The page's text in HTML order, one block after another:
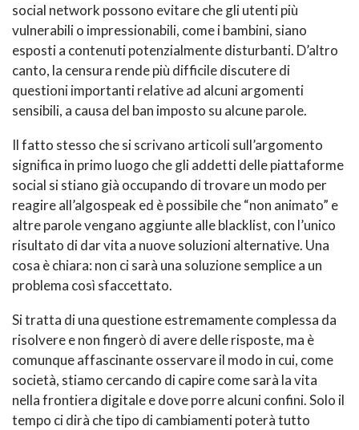
social network possono evitare che gli utenti più
vulnerabili o impressionabili, come i bambini, siano
esposti a contenuti potenzialmente disturbanti. D’altro
canto, la censura rende più difficile discutere di
questioni importanti relative ad alcuni argomenti
sensibili, a causa del ban imposto su alcune parole.
Il fatto stesso che si scrivano articoli sull’argomento
significa in primo luogo che gli addetti delle piattaforme
social si stiano già occupando di trovare un modo per
reagire all’algospeak ed è possibile che “non animato” e
altre parole vengano aggiunte alle blacklist, con l’unico
risultato di dar vita a nuove soluzioni alternative. Una
cosa è chiara: non ci sarà una soluzione semplice a un
problema così sfaccettato.
Si tratta di una questione estremamente complessa da
risolvere e non fingerò di avere delle risposte, ma è
comunque affascinante osservare il modo in cui, come
società, stiamo cercando di capire come sarà la vita
nella frontiera digitale e dove porre alcuni confini. Solo il
tempo ci dirà che tipo di cambiamenti poterà tutto